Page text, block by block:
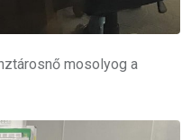
mosolyog a